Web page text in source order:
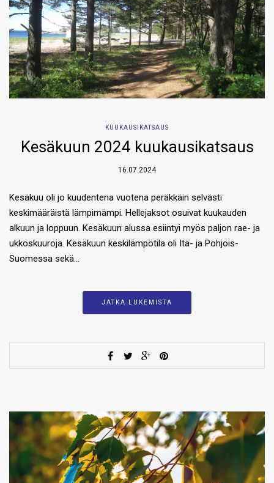
KUUKAUSIKATSAUS
Kesäkuun 2024 kuukausikatsaus
16.07.2024
Kesäkuu oli jo kuudentena vuotena peräkkäin selvästi
keskimääräistä lämpimämpi. Hellejaksot osuivat kuukauden
alkuun ja loppuun. Kesäkuun alussa esiintyi myös paljon rae- ja
ukkoskuuroja. Kesäkuun keskilämpötila oli Itä- ja Pohjois-
Suomessa sekä…
JATKA LUKEMISTA